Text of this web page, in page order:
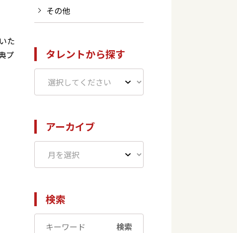
た
プ
その他
タレントから探す
アーカイブ
検索
検索